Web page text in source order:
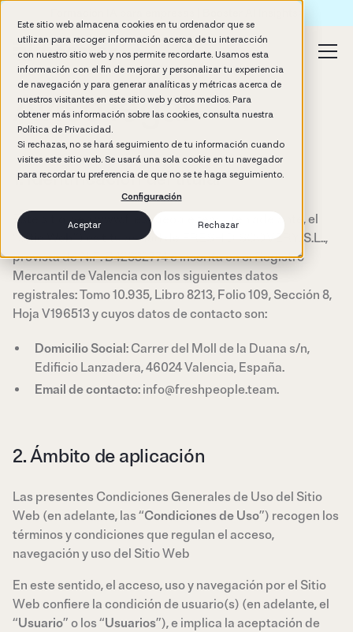
Este sitio web almacena cookies en tu ordenador que se
utilizan para recoger información acerca de tu interacción
con nuestro sitio web y nos permite recordarte. Usamos esta
información con el fin de mejorar y personalizar tu experiencia
de navegación y para generar analíticas y métricas acerca de
nuestros visitantes en este sitio web y otros medios. Para
obtener más información sobre las cookies, consulta nuestra
Política de Privacidad.
Si rechazas, no se hará seguimiento de tu información cuando
visites este sitio web. Se usará una sola cookie en tu navegador
para recordar tu preferencia de que no se te haga seguimiento.
Configuración
Aceptar Rechazar
Aviso legal
1. Identificación del titular
Este sitio web www.freshpeople.team, (en adelante, el
Sitio Web”) es titularidad de FRESH DISCOVERY, S.L..,
provista de NIF: B42832774 e inscrita en el Registro
Mercantil de Valencia con los siguientes datos
registrales: Tomo 10.935, Libro 8213, Folio 109, Sección 8,
Hoja V196513 y cuyos datos de contacto son:
Domicilio Social: Carrer del Moll de la Duana s/n,
Edificio Lanzadera, 46024 Valencia, España.
Email de contacto: info@freshpeople.team.
2. Ámbito de aplicación
Las presentes Condiciones Generales de Uso del Sitio
Web (en adelante, las “Condiciones de Uso”) recogen los
términos y condiciones que regulan el acceso,
navegación y uso del Sitio Web
En este sentido, el acceso, uso y navegación por el Sitio
Web confiere la condición de usuario(s) (en adelante, el
“Usuario” o los “Usuarios”), e implica la aceptación de